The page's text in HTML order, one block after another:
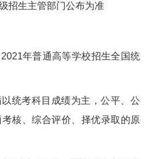
招生主管部门公布为准
2021年普通高等学校招生全国统
以统考科目成绩为主，公平、公
核、综合评价、择优录取的原